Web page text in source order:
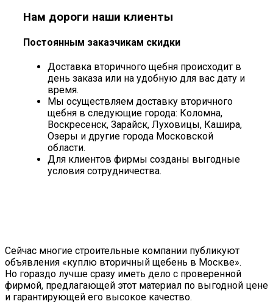
Нам дороги наши клиенты
Постоянным заказчикам скидки
Доставка вторичного щебня происходит в
день заказа или на удобную для вас дату и
время.
Мы осуществляем доставку вторичного
щебня в следующие города: Коломна,
Воскресенск, Зарайск, Луховицы, Кашира,
Озеры и другие города Московской
области.
Для клиентов фирмы созданы выгодные
условия сотрудничества.
Сейчас многие строительные компании публикуют
объявления «куплю вторичный щебень в Москве».
Но гораздо лучше сразу иметь дело с проверенной
фирмой, предлагающей этот материал по выгодной цене
и гарантирующей его высокое качество.